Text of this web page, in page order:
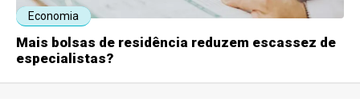
Economia
Mais bolsas de residência reduzem escassez de
especialistas?